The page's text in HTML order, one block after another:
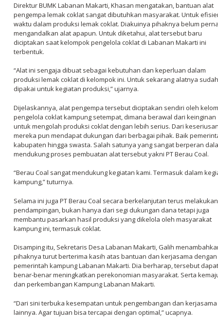
Direktur BUMK Labanan Makarti, Khasan mengatakan, bantuan alat
pengempa lemak coklat sangat dibutuhkan masyarakat. Untuk
waktu dalam produksi lemak coklat. Diakuinya pihaknya belum
mengandalkan alat apapun. Untuk diketahui, alat tersebut baru
diciptakan saat kelompok pengelola coklat di Labanan Makarti ini
terbentuk.
“Alat ini sengaja dibuat sebagai kebutuhan dan keperluan dalam
produksi lemak coklat di kelompok ini. Untuk sekarang alatnya sudah
dipakai untuk kegiatan produksi,” ujarnya.
Dijelaskannya, alat pengempa tersebut diciptakan sendiri oleh
pengelola coklat kampung setempat, dimana berawal dari keinginan
untuk mengolah produksi coklat dengan lebih serius. Dari
mereka pun mendapat dukungan dari berbagai pihak. Baik
kabupaten hingga swasta. Salah satunya yang sangat berperan
mendukung proses pembuatan alat tersebut yakni PT Berau Coal.
“Berau Coal sangat mendukung kegiatan kami. Termasuk dalam
kampung,” tuturnya.
Selama ini juga PT Berau Coal secara berkelanjutan terus melakukan
pendampingan, bukan hanya dari segi dukungan dana tetapi juga
membantu pasarkan hasil produksi yang dikelola oleh masyarakat
kampung ini, termasuk coklat.
Disamping itu, Sekretaris Desa Labanan Makarti, Galih
pihaknya turut berterima kasih atas bantuan dan kerjasama dengan
pemerintah kampung Labanan Makarti. Dia berharap, tersebut dapat
benar-benar meningkatkan perekonomian masyarakat. Serta
dan perkembangan Kampung Labanan Makarti.
“Dari sini terbuka kesempatan untuk pengembangan dan kerjasama
lainnya. Agar tujuan bisa tercapai dengan optimal,” ucapnya.